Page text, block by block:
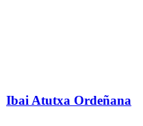
Ibai Atutxa Ordeñana